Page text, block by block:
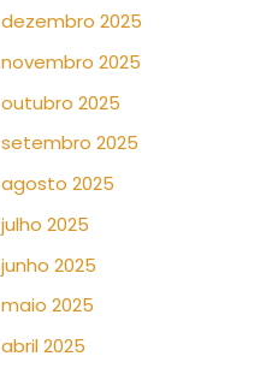
dezembro 2025
novembro 2025
outubro 2025
setembro 2025
agosto 2025
julho 2025
junho 2025
maio 2025
abril 2025